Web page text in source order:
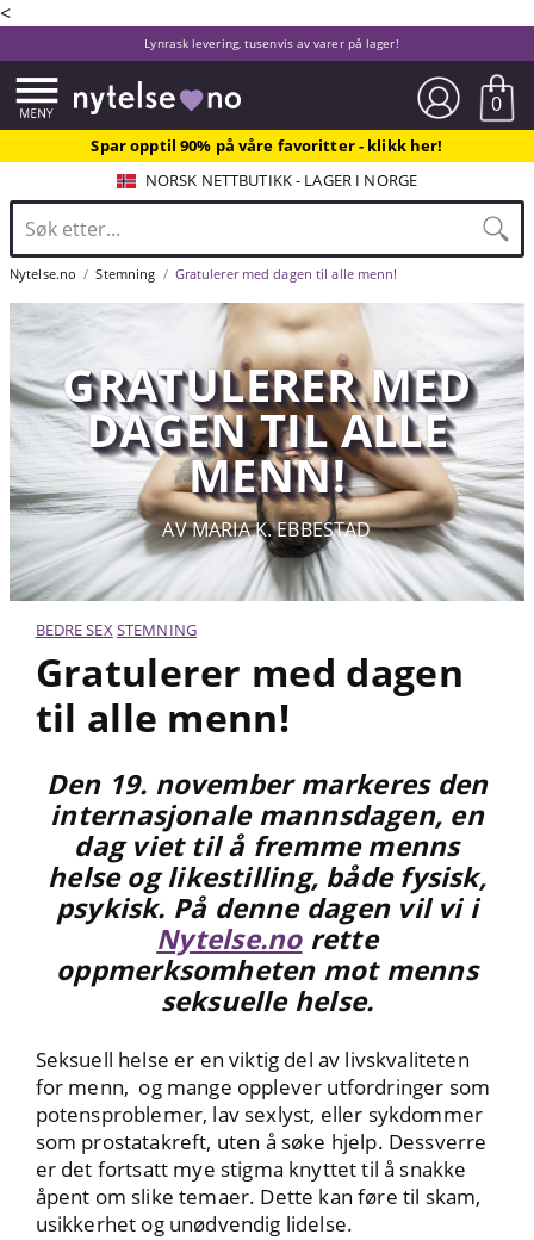
<
Lynrask levering, tusenvis av varer på lager!
0
Spar opptil 90% på våre favoritter - klikk her!
NORSK NETTBUTIKK - LAGER I NORGE
Nytelse.no Stemning Gratulerer med dagen til alle menn!
GRATULERER MED
DAGEN TIL ALLE
MENN!
AV MARIA K. EBBESTAD
BEDRE SEXSTEMNING
Gratulerer med dagen
til alle menn!
Den 19. november markeres den
internasjonale mannsdagen, en
dag viet til å fremme menns
helse og likestilling, både fysisk,
psykisk. På denne dagen vil vi i
Nytelse.norette
oppmerksomheten mot menns
seksuelle helse.
Seksuell helse er en viktig del av livskvaliteten
for menn, og mange opplever utfordringer som
potensproblemer, lav sexlyst, eller sykdommer
som prostatakreft, uten å søke hjelp. Dessverre
er det fortsatt mye stigma knyttet til å snakke
åpent om slike temaer. Dette kan føre til skam,
usikkerhet og unødvendig lidelse.